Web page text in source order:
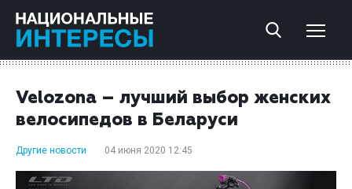
Velozona – лучший выбор женских
велосипедов в Беларуси
Другие новости 04 июня 2020 12:45